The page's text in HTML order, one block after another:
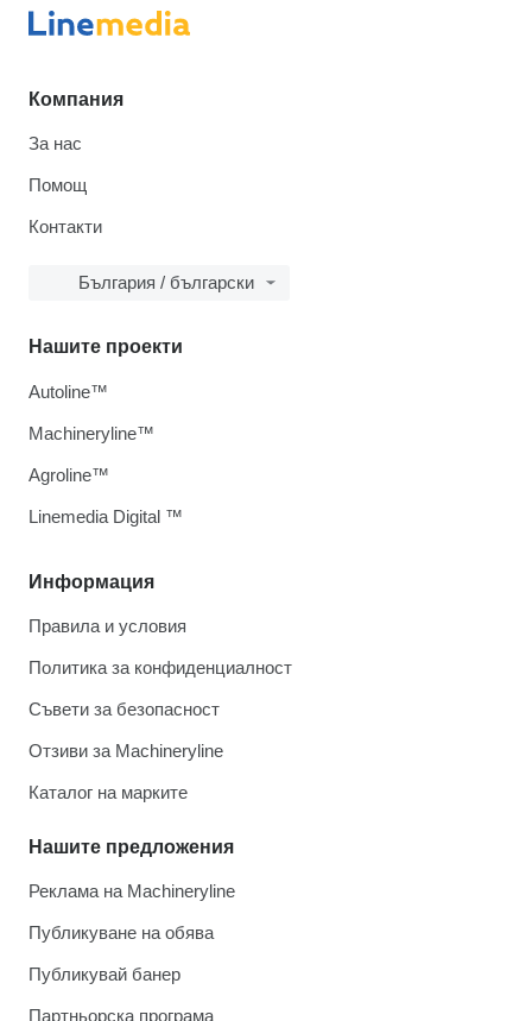
Компания
За нас
Помощ
Контакти
България / български
Информация
Правила и условия
Политика за конфиденциалност
Съвети за безопасност
Отзиви за Machineryline
Каталог на марките
Нашите предложения
Реклама на Machineryline
Публикуване на обява
Публикувай банер
Партньорска програма
Нашите проекти
Autoline™
Machineryline™
Agroline™
Linemedia Digital ™